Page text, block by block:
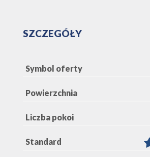
SZCZEGÓŁY
Symbol oferty
Powierzchnia
Liczba pokoi
Standard